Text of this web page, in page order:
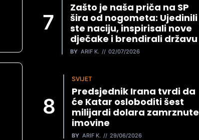
Zašto je naša priča na SP
šira od nogometa: Ujedinili
ste naciju, inspirisali nove
dječake i brendirali državu
BY ARIF K. 02/07/2026
SVIJET
Predsjednik Irana tvrdi da
će Katar osloboditi šest
milijardi dolara zamrznute
imovine
BY ARIF K. 29/06/2026